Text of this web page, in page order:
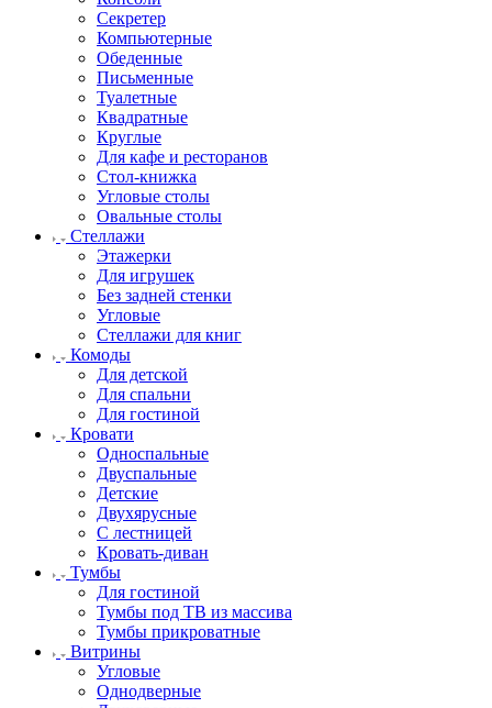
Секретер
Компьютерные
Обеденные
Письменные
Туалетные
Квадратные
Круглые
Для кафе и ресторанов
Стол-книжка
Угловые столы
Овальные столы
Стеллажи
Этажерки
Для игрушек
Без задней стенки
Угловые
Стеллажи для книг
Комоды
Для детской
Для спальни
Для гостиной
Кровати
Односпальные
Двуспальные
Детские
Двухярусные
С лестницей
Кровать-диван
Тумбы
Для гостиной
Тумбы под ТВ из массива
Тумбы прикроватные
Витрины
Угловые
Однодверные